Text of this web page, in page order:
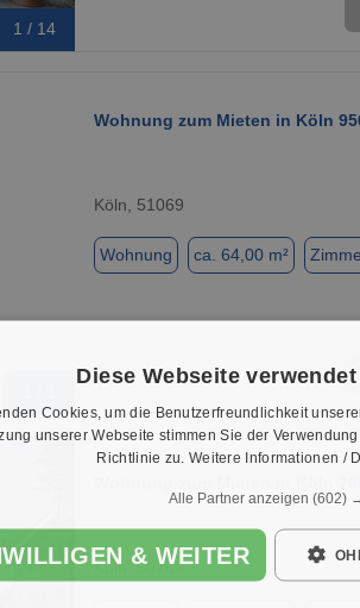
1 / 14
Wohnung zum Mieten in Köln
Köln, 51069
Wohnung ca. 64,00 m²
Köln, 50769
Diese Webseite
Cookies, um die Benutzerfreundlichkeit
unserer Webseite stimmen Sie der
Richtlinie zu. Weitere Informationen /
Alle Partner anzeigen (602)
& WEITER